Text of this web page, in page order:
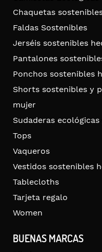
Chaquetas
Faldas Sostenibles
Jerséis sostenibles
Pantalones
Ponchos sostenibles
Shorts sostenibles y
mujer
Sudaderas
Tops
Vaqueros
Vestidos sostenibles
Tablecloths
Tarjeta regalo
Women
BUENAS MARCAS